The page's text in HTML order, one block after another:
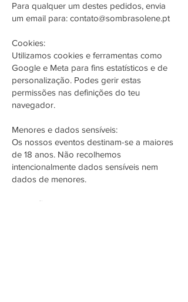
Para qualquer um destes pedidos, envia
um email para: contato@sombrasolene.pt
Cookies:
Utilizamos cookies e ferramentas como
Google e Meta para fins estatísticos e de
personalização. Podes gerir estas
permissões nas definições do teu
navegador.
Menores e dados sensíveis:
Os nossos eventos destinam-se a maiores
de 18 anos. Não recolhemos
intencionalmente dados sensíveis nem
dados de menores.
Alterações: